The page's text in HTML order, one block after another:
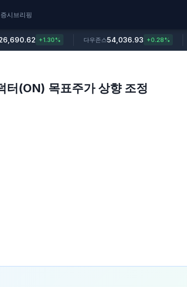
증시브리핑
+1.30% 다우존스54,036.93 +0.28%
터(ON) 목표주가 상향 조정